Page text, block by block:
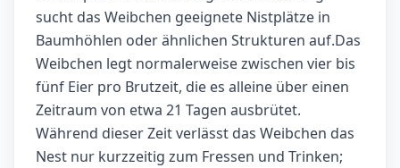
sucht das Weibchen geeignete Nistplätze in
Baumhöhlen oder ähnlichen Strukturen auf.Das
Weibchen legt normalerweise zwischen vier bis
fünf Eier pro Brutzeit, die es alleine über einen
Zeitraum von etwa 21 Tagen ausbrütet.
Während dieser Zeit verlässt das Weibchen das
Nest nur kurzzeitig zum Fressen und Trinken;